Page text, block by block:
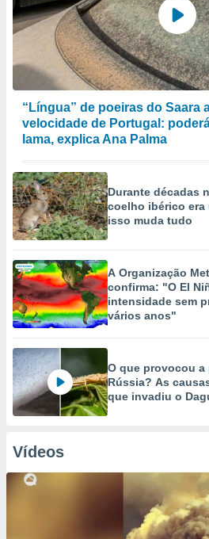
“Língua” de poeiras do Saara
velocidade de Portugal:
lama, explica Ana Palma
Durante décadas
coelho ibérico era
isso muda tudo
A Organização
confirma: "O El
intensidade sem
vários anos"
O que provocou
Rússia? As
que invadiu o
Vídeos